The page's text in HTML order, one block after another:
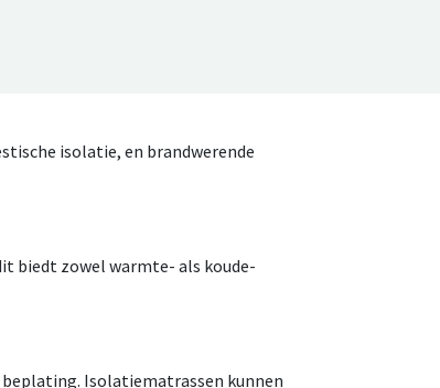
isolatie, en brandwerende
biedt zowel warmte- als koude-
Isolatiematrassen kunnen